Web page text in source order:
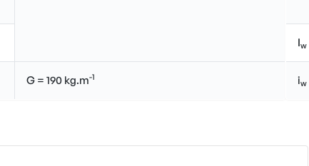
G = 190 kg.m-1
Iw
iw